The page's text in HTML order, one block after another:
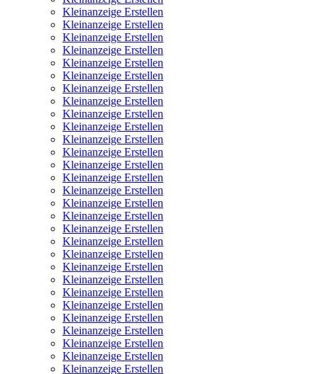
Kleinanzeige Erstellen
Kleinanzeige Erstellen
Kleinanzeige Erstellen
Kleinanzeige Erstellen
Kleinanzeige Erstellen
Kleinanzeige Erstellen
Kleinanzeige Erstellen
Kleinanzeige Erstellen
Kleinanzeige Erstellen
Kleinanzeige Erstellen
Kleinanzeige Erstellen
Kleinanzeige Erstellen
Kleinanzeige Erstellen
Kleinanzeige Erstellen
Kleinanzeige Erstellen
Kleinanzeige Erstellen
Kleinanzeige Erstellen
Kleinanzeige Erstellen
Kleinanzeige Erstellen
Kleinanzeige Erstellen
Kleinanzeige Erstellen
Kleinanzeige Erstellen
Kleinanzeige Erstellen
Kleinanzeige Erstellen
Kleinanzeige Erstellen
Kleinanzeige Erstellen
Kleinanzeige Erstellen
Kleinanzeige Erstellen
Kleinanzeige Erstellen